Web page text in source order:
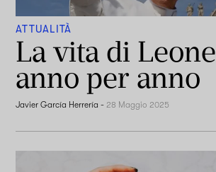
ATTUALITÀ
La vita di
anno per anno
Javier García Herrería -28 Maggio 2025